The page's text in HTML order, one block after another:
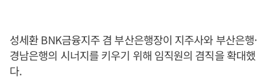
성세환 BNK금융지주 겸 부산은행장이 지주사와 부산은행·
경남은행의 시너지를 키우기 위해 임직원의 겸직을 확대했
다.